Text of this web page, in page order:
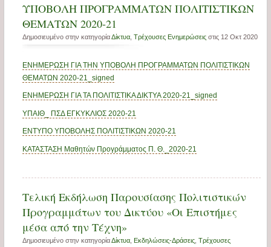
ΥΠΟΒΟΛΗ ΠΡΟΓΡΑΜΜΑΤΩΝ ΠΟΛΙΤΙΣΤΙΚΩΝ
ΘΕΜΑΤΩΝ 2020-21
Δημοσιευμένο στην κατηγορίαΔίκτυα, Τρέχουσες Ενημερώσειςστις 12 Οκτ 2020
ΕΝΗΜΕΡΩΣΗ ΓΙΑ ΤΗΝ ΥΠΟΒΟΛΗ ΠΡΟΓΡΑΜΜΑΤΩΝ ΠΟΛΙΤΙΣΤΙΚΩΝ
ΘΕΜΑΤΩΝ 2020-21_signed
ΕΝΗΜΕΡΩΣΗ ΓΙΑ ΤΑ ΠΟΛΙΤΙΣΤΙΚΑ ΔΙΚΤΥΑ 2020-21_signed
ΥΠΑΙΘ_ ΠΣΔ ΕΓΚΥΚΛΙΟΣ 2020-21
ΕΝΤΥΠΟ ΥΠΟΒΟΛΗΣ ΠΟΛΙΤΙΣΤΙΚΩΝ 2020-21
ΚΑΤΑΣΤΑΣΗ Μαθητών Προγράμματος Π. Θ._2020-21
Τελική Εκδήλωση Παρουσίασης Πολιτιστικών
Προγραμμάτων του Δικτύου «Οι Επιστήμες
μέσα από την Τέχνη»
Δημοσιευμένο στην κατηγορίαΔίκτυα, Εκδηλώσεις-Δράσεις, Τρέχουσες